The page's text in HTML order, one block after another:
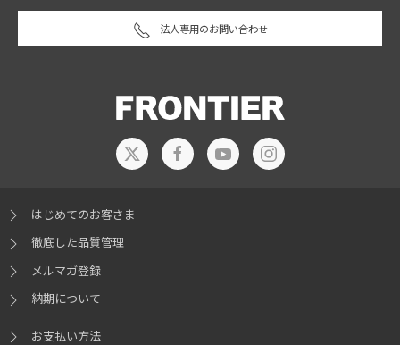
法人専用のお問い合わせ
はじめてのお客さま
徹底した品質管理
メルマガ登録
納期について
お支払い方法